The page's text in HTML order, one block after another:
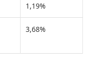
1,19%
3,68%